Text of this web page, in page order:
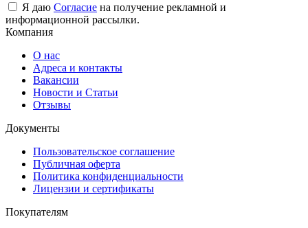
Я даю Согласие на получение рекламной и
информационной рассылки.
Компания
О нас
Адреса и контакты
Вакансии
Новости и Статьи
Отзывы
Документы
Пользовательское соглашение
Публичная оферта
Политика конфиденциальности
Лицензии и сертификаты
Покупателям